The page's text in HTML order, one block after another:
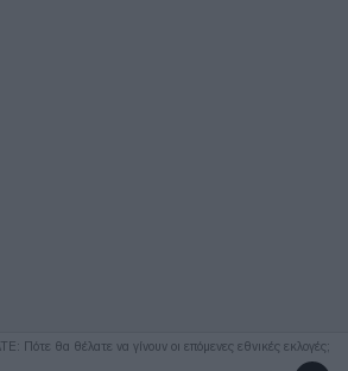
Πότε θα θέλατε να γίνουν οι επόμενες εθνικές εκλογές;